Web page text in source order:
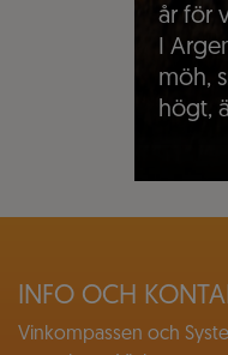
år för
I
möh,
högt,
INFO OCH
Vinkompassen och